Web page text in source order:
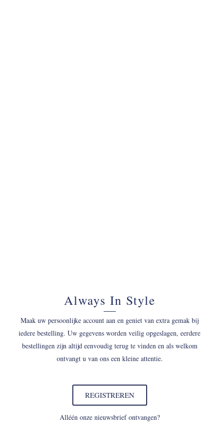
Always In Style
Maak uw persoonlijke account aan en geniet van extra gemak bij
iedere bestelling. Uw gegevens worden veilig opgeslagen, eerdere
bestellingen zijn altijd eenvoudig terug te vinden en als welkom
ontvangt u van ons een kleine attentie.
REGISTREREN
Alléén onze nieuwsbrief ontvangen?